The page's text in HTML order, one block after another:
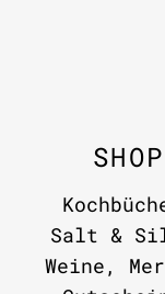
SHOP
Salt &
Weine,